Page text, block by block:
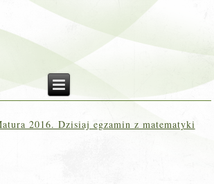
2016. Dzisiaj egzamin z matematyki